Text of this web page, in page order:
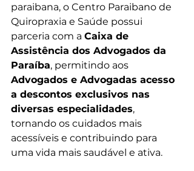
paraibana, o Centro Paraibano de
Quiropraxia e Saúde possui
parceria com a Caixa de
Assistência dos Advogados da
Paraíba, permitindo aos
Advogados e Advogadas acesso
a descontos exclusivos nas
diversas especialidades,
tornando os cuidados mais
acessíveis e contribuindo para
uma vida mais saudável e ativa.